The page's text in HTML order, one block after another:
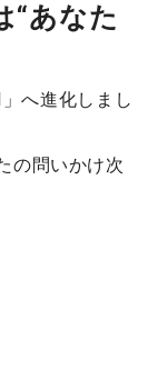
“あなた
へ進化しまし
の問いかけ次